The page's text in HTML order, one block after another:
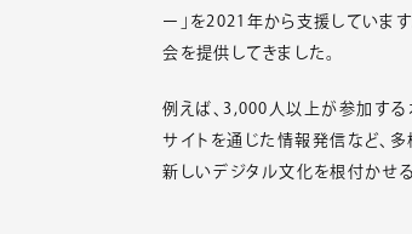
ー」を2021年から支援していま
会を提供してきました。
例えば、3,000人以上が参加する
サイトを通じた情報発信など、
新しいデジタル文化を根付かせ